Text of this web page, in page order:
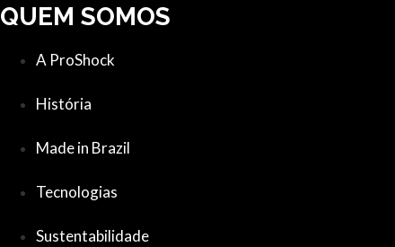
QUEM SOMOS
A ProShock
História
Made in Brazil
Tecnologias
Sustentabilidade